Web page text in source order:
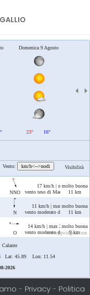
Domenica 9 Agosto
23° 16°
Vento: km/h<-->nodi Visibilità
NNO
17 km/h | max 17 km/h
vento teso di Maestrale/
molto buona
11 km
N
11 km/h | max 12 km/h
vento moderato di Tramontana
molto buona
11 km
O
14 km/h | max 20 km/h
vento moderato di Ponente
molto buona
9 km
www.jqwidgets.com
Calante
Lat: 45.89 Lon: 11.54
2026
- Privacy- Politica